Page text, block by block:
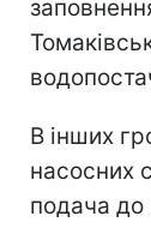
В інших
насосних
подача до